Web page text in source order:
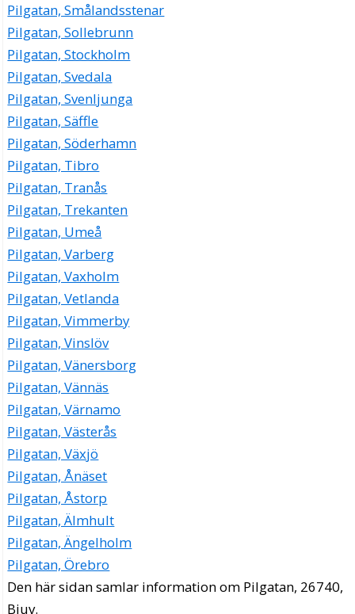
Pilgatan, Smålandsstenar
Pilgatan, Sollebrunn
Pilgatan, Stockholm
Pilgatan, Svedala
Pilgatan, Svenljunga
Pilgatan, Säffle
Pilgatan, Söderhamn
Pilgatan, Tibro
Pilgatan, Tranås
Pilgatan, Trekanten
Pilgatan, Umeå
Pilgatan, Varberg
Pilgatan, Vaxholm
Pilgatan, Vetlanda
Pilgatan, Vimmerby
Pilgatan, Vinslöv
Pilgatan, Vänersborg
Pilgatan, Vännäs
Pilgatan, Värnamo
Pilgatan, Västerås
Pilgatan, Växjö
Pilgatan, Ånäset
Pilgatan, Åstorp
Pilgatan, Älmhult
Pilgatan, Ängelholm
Pilgatan, Örebro
Den här sidan samlar information om Pilgatan, 26740,
Bjuv.